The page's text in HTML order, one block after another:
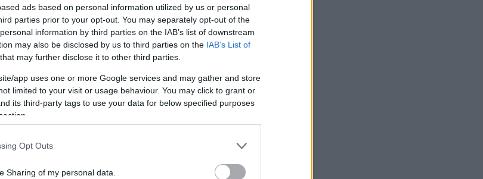
ads based on personal information utilized by us or personal
parties prior to your opt-out. You may separately opt-out of the
information by third parties on the IAB’s list of downstream
may also be disclosed by us to third parties on the IAB’s List of
that may further disclose it to other third parties.
app uses one or more Google services and may gather and store
limited to your visit or usage behaviour. You may click to grant or
its third-party tags to use your data for below specified purposes
Opt Outs
Sharing of my personal data.
στο Google Newsκαι μάθετε πρώτοι